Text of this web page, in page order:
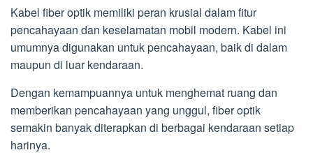
Kabel fiber optik memiliki peran krusial dalam fitur
pencahayaan dan keselamatan mobil modern. Kabel ini
umumnya digunakan untuk pencahayaan, baik di dalam
maupun di luar kendaraan.
Dengan kemampuannya untuk menghemat ruang dan
memberikan pencahayaan yang unggul, fiber optik
semakin banyak diterapkan di berbagai kendaraan setiap
harinya.